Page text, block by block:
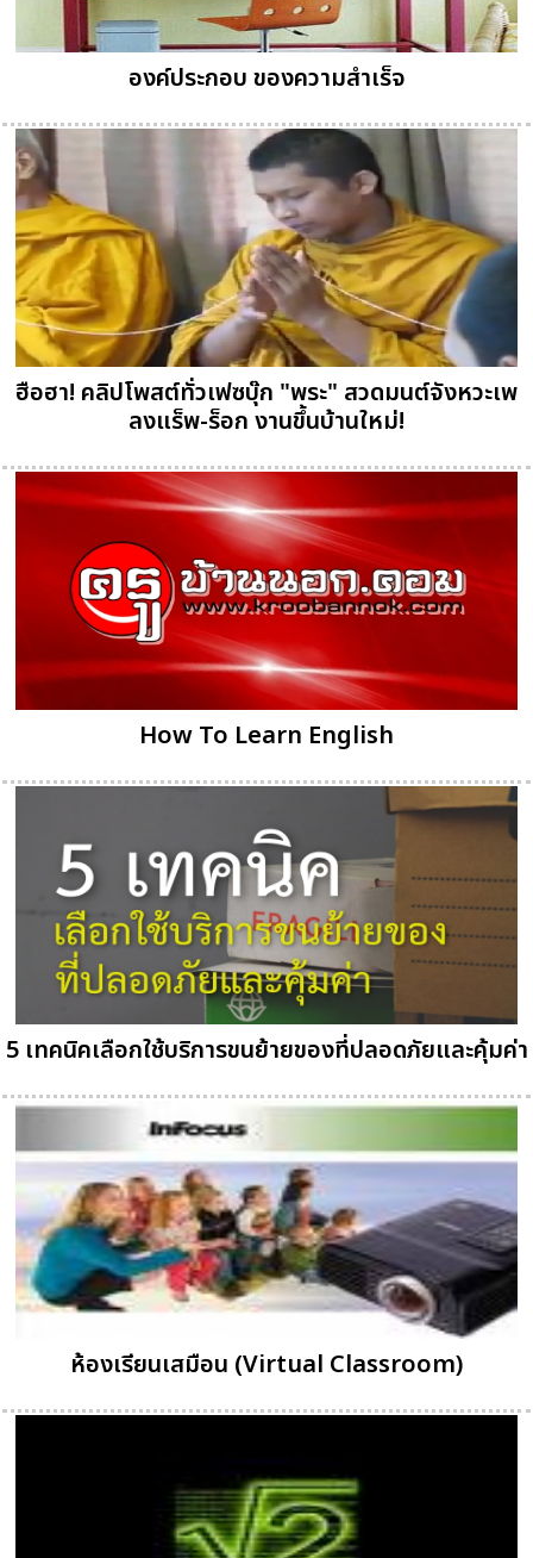
องค์ประกอบ ของความสำเร็จ
ฮือฮา! คลิปโพสต์ทั่วเฟซบุ๊ก "พระ" สวดมนต์จังหวะเพ
ลงแร็พ-ร็อก งานขึ้นบ้านใหม่!
How To Learn English
5 เทคนิคเลือกใช้บริการขนย้ายของที่ปลอดภัยและคุ้มค่า
ห้องเรียนเสมือน (Virtual Classroom)